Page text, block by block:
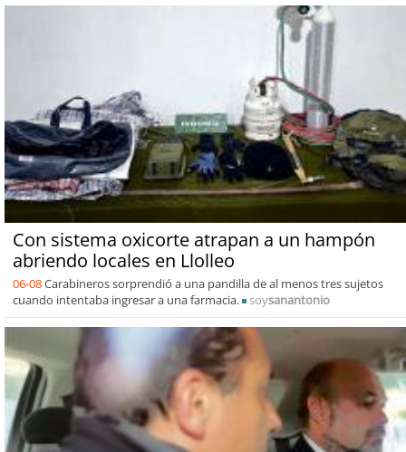
Con sistema oxicorte atrapan a un hampón
abriendo locales en Llolleo
06-08Carabineros sorprendió a una pandilla de al menos tres sujetos
cuando intentaba ingresar a una farmacia.
soysanantonio